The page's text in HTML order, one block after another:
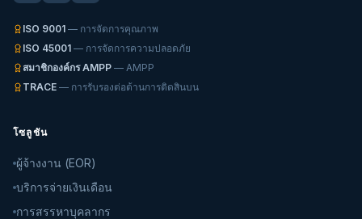
ISO 9001 — การจัดการคุณภาพ
ISO 45001 — การจัดการความปลอดภัย
สมาชิกองค์กร AMPP — AMPP
TRACE — การรับรองต่อต้านการติดสินบน
โซลูชัน
ผู้จ้างงาน (EOR)
บริการจ่ายเงินเดือน
การสรรหาบุคลากร